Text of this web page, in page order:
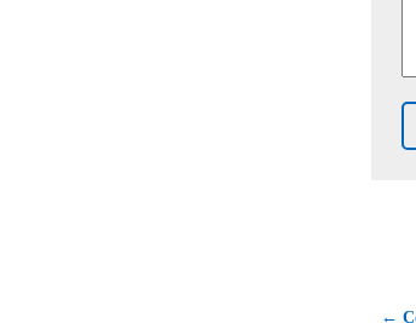
←